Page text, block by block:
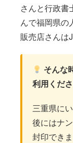
さんと行政書
んで福岡県の
販売店さんは
そんな
利用くだ
三重県に
後にはナ
封印できま